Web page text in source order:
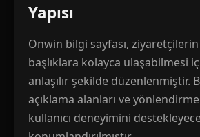
Yapısı
Onwin bilgi sayfası, ziyaretçilerin
başlıklara kolayca ulaşabilmesi
anlaşılır şekilde düzenlenmiştir.
açıklama alanları ve
kullanıcı deneyimini